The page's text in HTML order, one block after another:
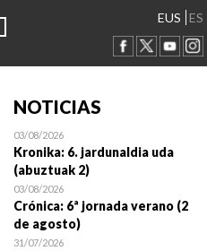
EUS ES
NOTICIAS
03/08/2026
Kronika: 6. jardunaldia uda
(abuztuak 2)
03/08/2026
Crónica: 6ª jornada verano (2
de agosto)
31/07/2026